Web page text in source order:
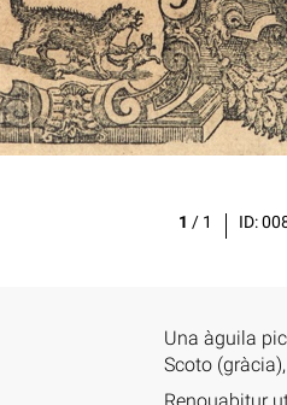
1 / 1 ID:
Una àguila
Scoto